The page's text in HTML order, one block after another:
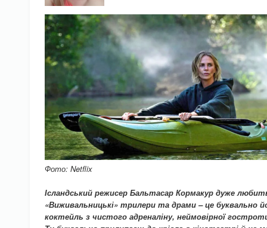
Фото: Netflix
Ісландський режисер Бальтасар Кормакур дуже
«Виживальницькі» трилери та драми – це буквально
коктейль з чистого адреналіну, неймовірної